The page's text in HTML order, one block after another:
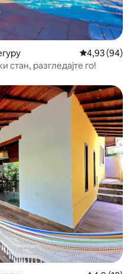
Просечна
4,93 (94)
разгледајте го!